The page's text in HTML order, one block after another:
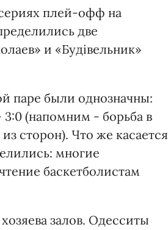
плей-офф на
две
и «Будівельник»
паре были однозначны:
(напомним - борьба в
сторон). Что же касается
многие
баскетболистам
залов. Одесситы